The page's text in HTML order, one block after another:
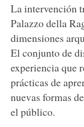
La intervención
Palazzo della
dimensiones
El conjunto de
experiencia que
prácticas de
nuevas formas
el público.